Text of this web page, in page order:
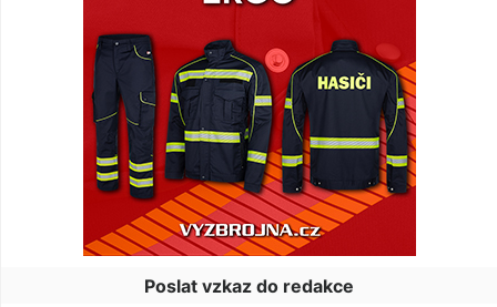
Poslat vzkaz do redakce